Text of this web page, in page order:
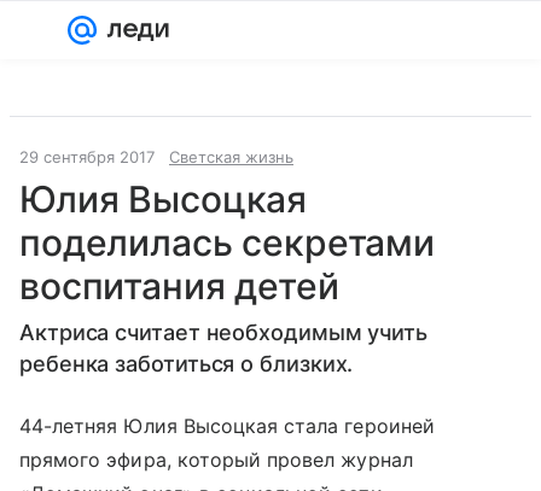
29 сентября 2017 Светская жизнь
Юлия Высоцкая
поделилась секретами
воспитания детей
Актриса считает необходимым учить
ребенка заботиться о близких.
44-летняя Юлия Высоцкая стала героиней
прямого эфира, который провел журнал